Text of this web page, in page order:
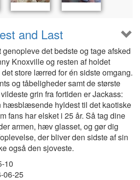
and Last
genopleve det bedste og tage afsked
Knoxville og resten af holdet
store lærred for én sidste omgang.
og tåbeligheder samt de største
grin fra fortiden er Jackass:
hæsblæsende hyldest til det kaotiske
fans har elsket i 25 år. Så tag dine
armen, hæv glasset, og gør dig
der bliver den sidste af sin
også den sjoveste.
10
06-25